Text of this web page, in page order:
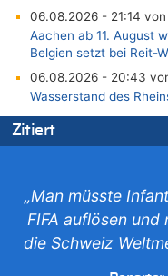
06.08.2026 - 21:14
Aachen ab 11. August
Belgien setzt bei Reit-
06.08.2026 - 20:43
Wasserstand des
06.08.2026 - 20:35
Zurück an den Rhein:
Zweite Hitzewelle in
06.08.2026 - 19:14 von
Zweite Hitzewelle in
Zitiert
„Man müsste
FIFA auflösen
die Schweiz